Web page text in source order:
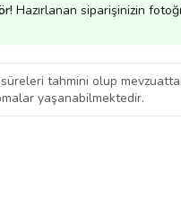
Hazırlanan siparişinizin
tahmini olup
yaşanabilmektedir.